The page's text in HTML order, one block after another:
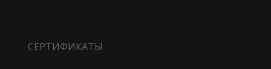
СЕРТИФИКАТЫ